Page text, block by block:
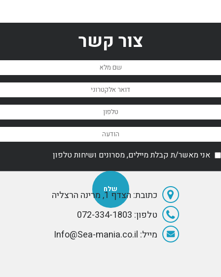
צור קשר
אני מאשר/ת קבלת מיילים, מסרונים ושיחות טלפון
כתובת: הצדף 1, מרינה הרצליה
טלפון: 072-334-1803
מייל: Info@Sea-mania.co.il